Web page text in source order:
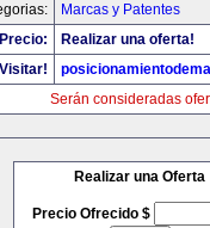
Marcas y Patentes
Precio:
Realizar una oferta!
Visitar!
Serán consideradas
Realizar una Oferta
Precio Ofrecido $